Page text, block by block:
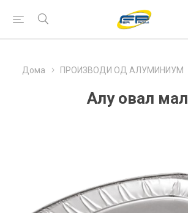
Дома ПРОИЗВОДИ ОД АЛУМИНИУМ
Алу овал мал